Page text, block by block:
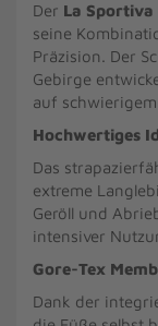
Der La Sportiva
seine
Präzision. Der
Gebirge
auf
Hochwertiges
Das
extreme
Geröll und
intensiver
Gore-Tex
Dank der